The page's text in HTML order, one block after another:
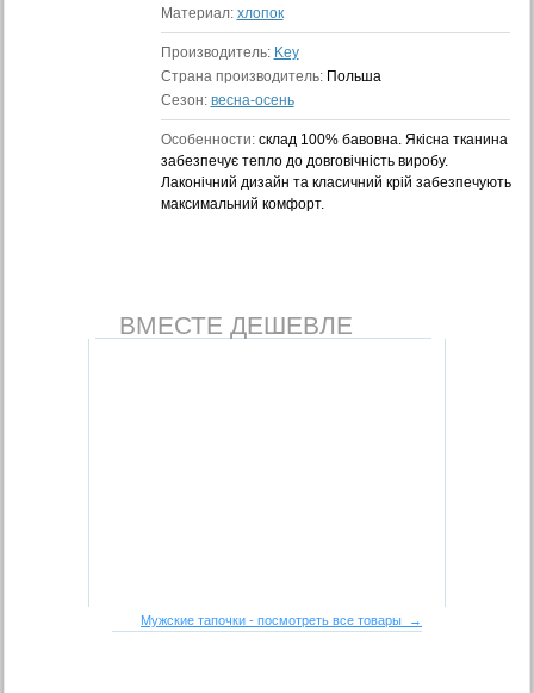
Материал: хлопок
Производитель: Key
Страна производитель: Польша
Сезон: весна-осень
Особенности: склад 100% бавовна. Якісна тканина
забезпечує тепло до довговічність виробу.
Лаконічний дизайн та класичний крій забезпечують
максимальний комфорт.
ВМЕСТЕ ДЕШЕВЛЕ
Мужские тапочки - посмотреть все товары →